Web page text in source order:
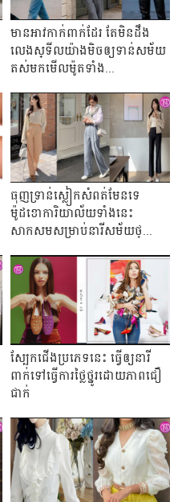
មានអាវកាក់ពាក់ដែរ តែមិនដឹង
លេងស្្ទីលយ៉ាងមិចឲ្យទាន់សម័យ
តស់មកមើលម៉ូតទាំង...
ធុញទ្រាន់ស្លៀកសំពត់មែនទេ
ម៉ូដខោការិយាល័យទាំងនេះ
សាកសមសម្រាប់នារីសម័យថ្...
ស្បែកជើងប្រភេទនេះ ធ្វើឲ្យនារី
ពាក់ទៅធ្វើការថ្លៃថ្នូរដោយភាពជឿ
ជាក់